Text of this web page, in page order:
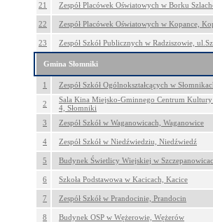
21 Zespół Placówek Oświatowych w Borku
22 Zespół Placówek Oświatowych w Kopance,
23 Zespół Szkół Publicznych w Radziszowie,
Gmina Słomniki
1 Zespół Szkół Ogólnokształcących w
2
Sala Kina Miejsko-Gminnego Centrum
4, Słomniki
3
Zespół Szkół w Waganowicach, Waganowice
4 Zespół Szkół w Niedźwiedziu, Niedźwiedź
5 Budynek Świetlicy Wiejskiej w
6 Szkoła Podstawowa w Kacicach, Kacice
7 Zespół Szkół w Prandocinie, Prandocin
8 Budynek OSP w Wężerowie, Wężerów